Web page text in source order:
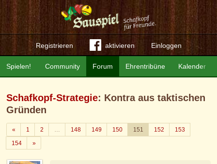
Registrieren aktivieren Einloggen
Community Forum Ehrentribüne Kalender
Spielen!
Schafkopf-Strategie: Kontra aus taktischen
Gründen
«Zurück
1 2 … 148 149 150 151 152
153
154
»Weiter